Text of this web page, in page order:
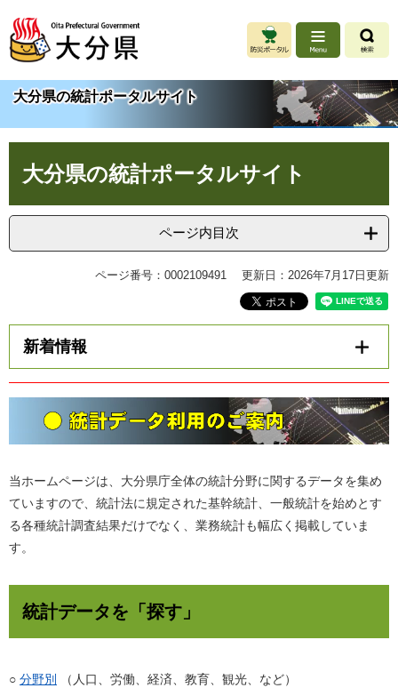
ジ
先
頭
す
ュ
を
飛
し
へ
大分県の統計ポータルサイト
大分県の統計ポータルサイト
ページ内目次
ページ番号：0002109491 更新日：2026年7月17日更新
新着情報
当ホームページは、大分県庁全体の統計分野に関するデータを集め
ていますので、統計法に規定された基幹統計、一般統計を始めとす
る各種統計調査結果だけでなく、業務統計も幅広く掲載していま
す。
統計データを「探す」
○ 分野別 （人口、労働、経済、教育、観光、など）